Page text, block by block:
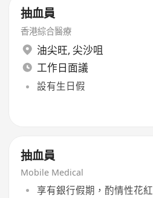
抽血員
香港綜合醫療
油尖旺, 尖沙咀
工作日面議
設有生日假
抽血員
Mobile Medical
享有銀行假期，酌情性花紅